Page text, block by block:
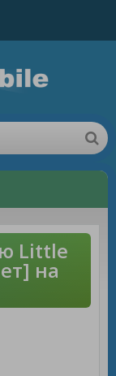
Little
на